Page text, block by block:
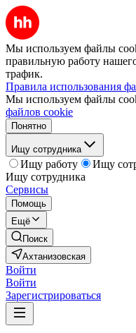
Мы используем файлы
правильную работу
трафик.
Правила использования
Мы используем файлы
файлов cookie
Понятно
Ищу сотрудника
Ищу работу
Ищу
Ищу сотрудника
Сервисы
Помощь
Ещё
Поиск
Ахтанизовская
Войти
Войти
Зарегистрироваться